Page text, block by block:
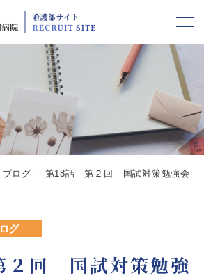
ブログ 第18話 第２回 国試対策勉強会
グ
回 国試対策勉強